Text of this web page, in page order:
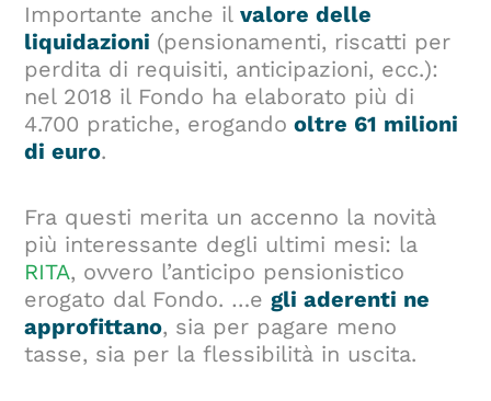
Importante anche ilvalore delle
liquidazioni (pensionamenti, riscatti per
perdita di requisiti, anticipazioni, ecc.):
nel 2018 il Fondo ha elaborato più di
4.700 pratiche, erogando oltre 61 milioni
di euro.
Fra questi merita un accenno la novità
più interessante degli ultimi mesi: la
RITA, ovvero l’anticipo pensionistico
erogato dal Fondo. …egli aderenti ne
approfittano, sia per pagare meno
tasse, sia per la flessibilità in uscita.